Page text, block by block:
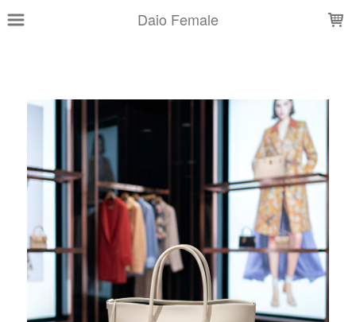
Daio Female